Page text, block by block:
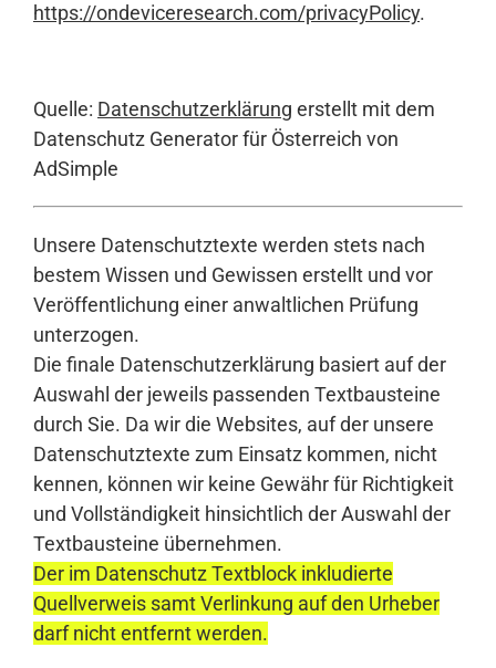
https://ondeviceresearch.com/privacyPolicy.
Quelle: Datenschutzerklärung erstellt mit dem
Datenschutz Generator für Österreich von
AdSimple
Unsere Datenschutztexte werden stets nach
bestem Wissen und Gewissen erstellt und vor
Veröffentlichung einer anwaltlichen Prüfung
unterzogen.
Die finale Datenschutzerklärung basiert auf der
Auswahl der jeweils passenden Textbausteine
durch Sie. Da wir die Websites, auf der unsere
Datenschutztexte zum Einsatz kommen, nicht
kennen, können wir keine Gewähr für Richtigkeit
und Vollständigkeit hinsichtlich der Auswahl der
Textbausteine übernehmen.
Der im Datenschutz Textblock inkludierte
Quellverweis samt Verlinkung auf den Urheber
darf nicht entfernt werden.